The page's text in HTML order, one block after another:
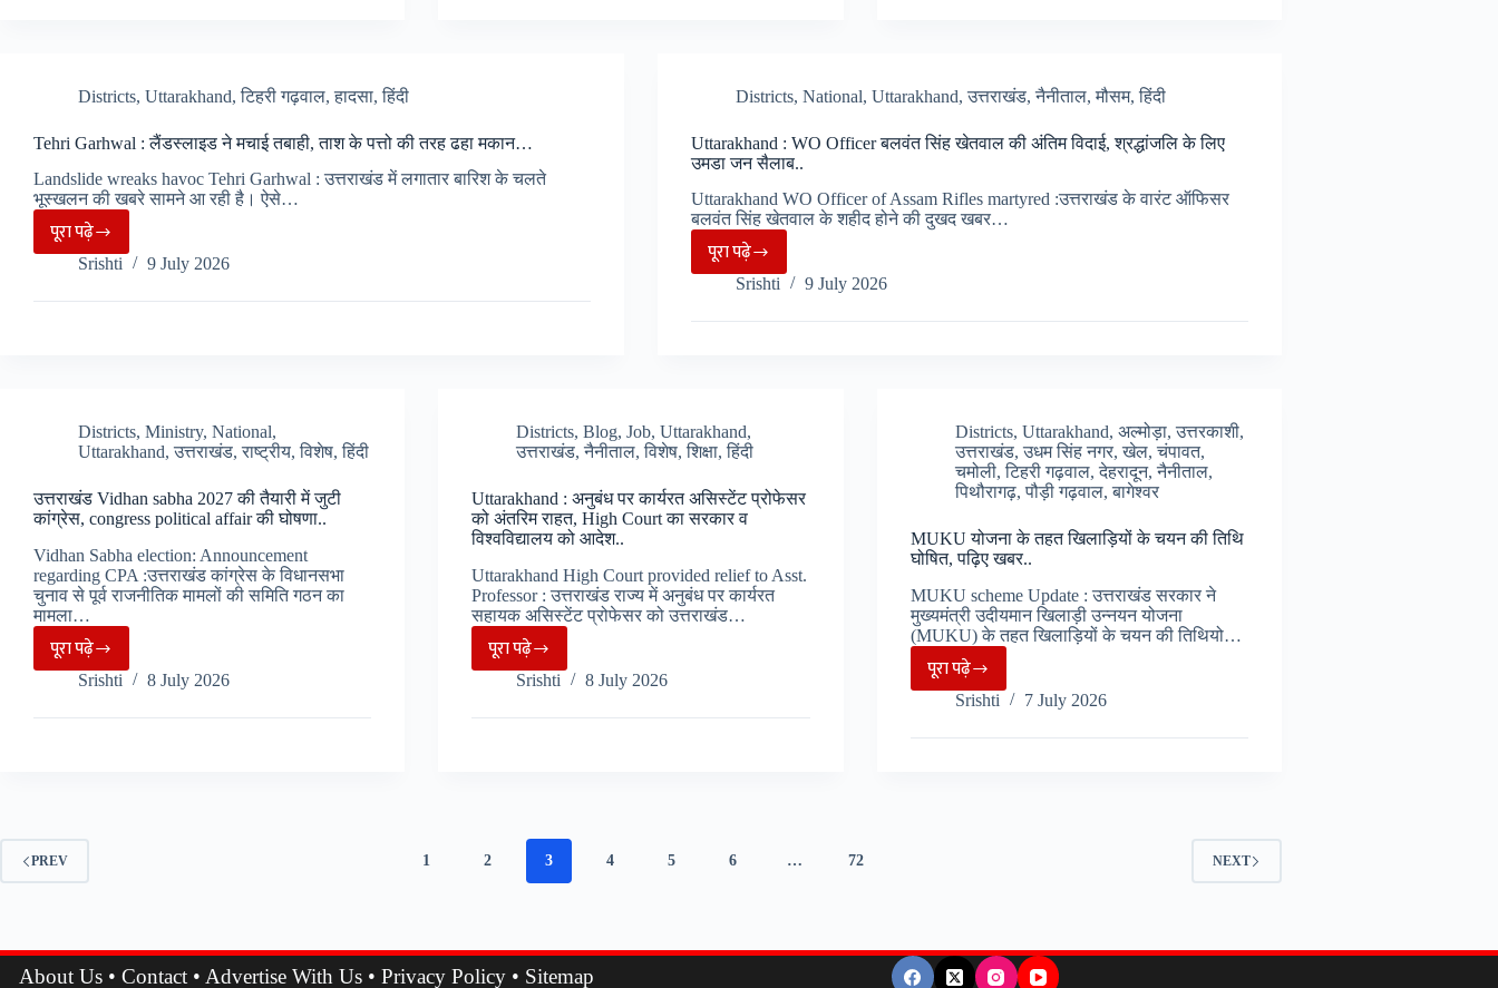
प्रक्रिया
CUET-
UG
शामिल
छात्र
कर
CM,एन.डी.
तिवारी
बारिश
के
चलते
हाईवे
पर
Districts, Uttarakhand,टिहरी गढ़वाल,हादसा,हिंदी
Tehri Garhwal : लैंडस्लाइड ने मचाई तबाही, ताश के पत्तो की तरह ढहा मकान…
Landslide wreaks havoc Tehri Garhwal : उत्तराखंड में लगातार बारिश के चलते
भूस्खलन की खबरे सामने आ रही है। ऐसे…
पूरा पढ़ेTehri
Garhwal
:
ताश
के
पत्तो
की
तरह
ढहा
मकान…
Srishti 9 July 2026
Districts, National, Uttarakhand,उत्तराखंड,नैनीताल,मौसम,हिंदी
Uttarakhand : WO Officer बलवंत सिंह खेतवाल की अंतिम विदाई, श्रद्धांजलि के लिए
उमडा जन सैलाब..
Uttarakhand WO Officer of Assam Rifles martyred :उत्तराखंड के वारंट ऑफिसर
बलवंत सिंह खेतवाल के शहीद होने की दुखद खबर…
पूरा पढ़ेUttarakhand
:
WO
खेतवाल
की
अंतिम
विदाई,
के
लिए
उमडा
Srishti 9 July 2026
Districts, Ministry, National,
Uttarakhand,उत्तराखंड,राष्ट्रीय,विशेष,हिंदी
उत्तराखंड Vidhan sabha 2027 की तैयारी में जुटी
कांग्रेस, congress political affair की घोषणा..
Vidhan Sabha election: Announcement
regarding CPA :उत्तराखंड कांग्रेस के विधानसभा
चुनाव से पूर्व राजनीतिक मामलों की समिति गठन का
मामला…
पूरा पढ़ेउत्तराखंड
Vidhan
sabha
कांग्रेस,
affair
Srishti 8 July 2026
Districts,Blog,Job,Uttarakhand,
उत्तराखंड,नैनीताल,विशेष,शिक्षा,हिंदी
Uttarakhand : अनुबंध पर कार्यरत असिस्टेंट प्रोफेसर
को अंतरिम राहत, High Court का सरकार व
विश्वविद्यालय को आदेश..
Uttarakhand High Court provided relief to Asst.
Professor : उत्तराखंड राज्य में अनुबंध पर कार्यरत
सहायक असिस्टेंट प्रोफेसर को उत्तराखंड…
पूरा पढ़ेUttarakhand
:
अनुबंध
अंतरिम
Court
Srishti 8 July 2026
Districts, Uttarakhand, अल्मोड़ा,उत्तरकाशी,
उत्तराखंड,उधम सिंह नगर,खेल,चंपावत,
चमोली,टिहरी गढ़वाल,देहरादून,नैनीताल,
पिथौरागढ़,पौड़ी गढ़वाल,बागेश्वर
MUKU योजना के तहत खिलाड़ियों के चयन की तिथि
घोषित, पढ़िए खबर..
MUKU scheme Update : उत्तराखंड सरकार ने
मुख्यमंत्री उदीयमान खिलाड़ी उन्नयन योजना
(MUKU) के तहत खिलाड़ियों के चयन की तिथियो…
पूरा पढ़ेMUKU
योजना
के
पढ़िए
Srishti 7 July 2026
PREV 1 2 3 4 5 6 … 72 NEXT
About Us • Contact • Advertise With Us • Privacy Policy • Sitemap